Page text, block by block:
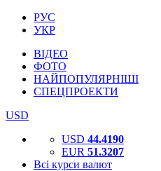
РУС
УКР
ВІДЕО
ФОТО
НАЙПОПУЛЯРНІШІ
СПЕЦПРОЕКТИ
USD
USD 44.4190
EUR 51.3207
Всі курси валют